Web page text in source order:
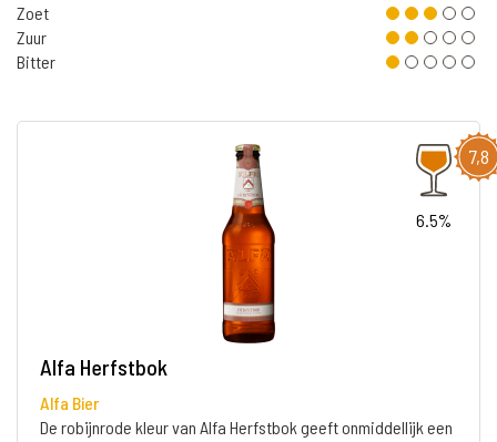
Zoet
Zuur
Bitter
7,8
6.5%
Alfa Herfstbok
Alfa Bier
De robijnrode kleur van Alfa Herfstbok geeft onmiddellijk een